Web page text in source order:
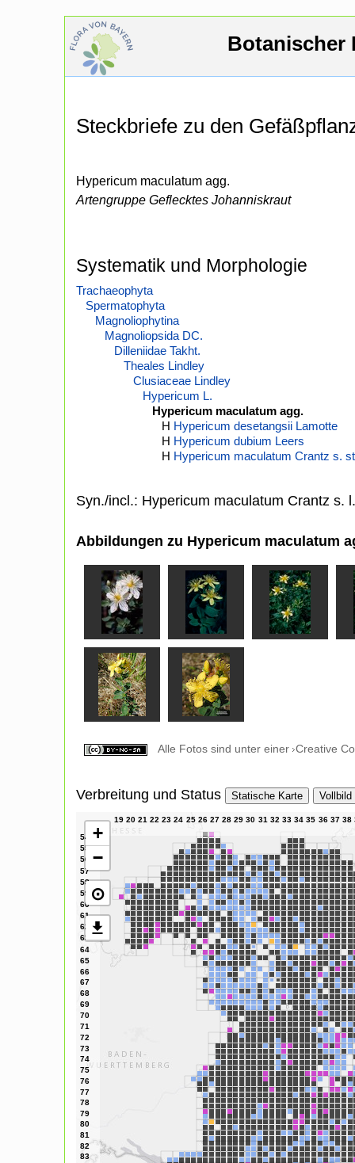
Botanischer
Steckbriefe zu den
Hypericum maculatum agg.
Artengruppe Geflecktes Johanniskraut
Systematik und Morphologie
Trachaeophyta
Spermatophyta
Magnoliophytina
Magnoliopsida DC.
Dilleniidae Takht.
Theales Lindley
Clusiaceae Lindley
Hypericum L.
Hypericum maculatum agg.
H Hypericum desetangsii Lamotte
H Hypericum dubium Leers
H Hypericum maculatum Crantz s.
Syn./incl.: Hypericum maculatum Crantz s. l.
Abbildungen zu Hypericum maculatum
Alle Fotos sind unter einer Creative
Verbreitung und Status Statische Karte Vollbild
+
−
⊙